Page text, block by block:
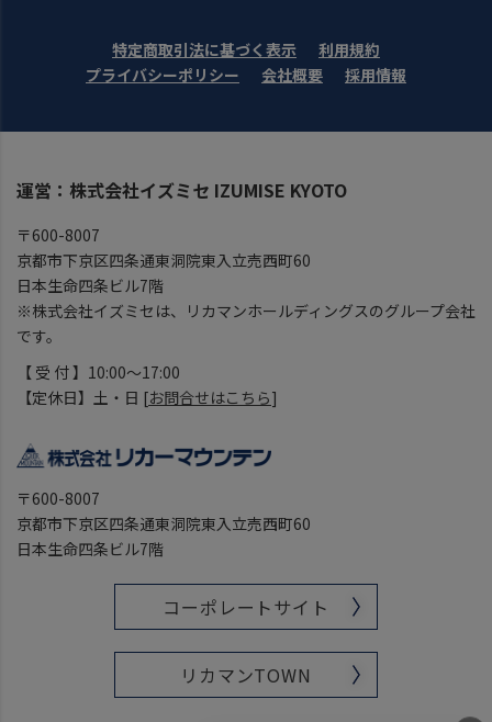
特定商取引法に基づく表示
利用規約
プライバシーポリシー
会社概要 採用情報
運営：株式会社イズミセ IZUMISE KYOTO
〒600-8007
京都市下京区四条通東洞院東入立売西町60
日本生命四条ビル7階
※株式会社イズミセは、リカマンホールディングスのグループ会社
です。
【 受 付 】10:00～17:00
【定休日】土・日 [お問合せはこちら]
〒600-8007
京都市下京区四条通東洞院東入立売西町60
日本生命四条ビル7階
コーポレートサイト
リカマンTOWN